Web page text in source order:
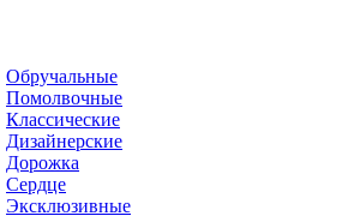
Обручальные
Помолвочные
Классические
Дизайнерские
Дорожка
Сердце
Эксклюзивные